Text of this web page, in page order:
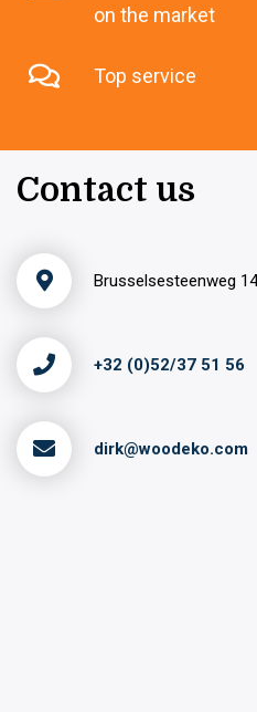
on the market
Top service
Contact us
Brusselsesteenweg
+32 (0)52/37 51 56
dirk@woodeko.com